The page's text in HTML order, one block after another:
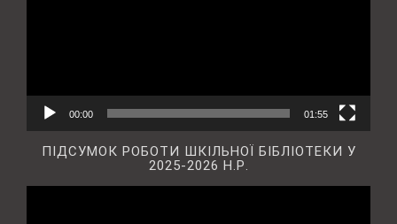
00:00 01:55
ПІДСУМОК РОБОТИ ШКІЛЬНОЇ БІБЛІОТЕКИ У
2025-2026 Н.Р.